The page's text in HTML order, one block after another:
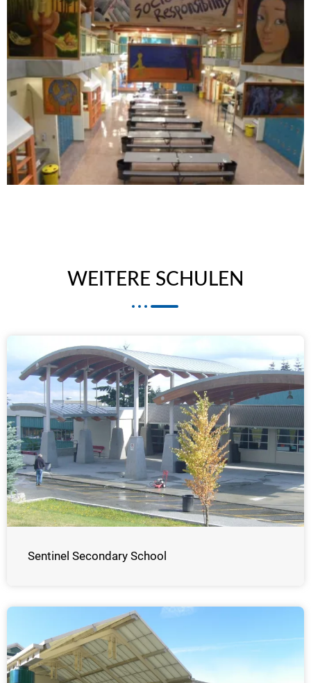
WEITERE SCHULEN
Sentinel Secondary School